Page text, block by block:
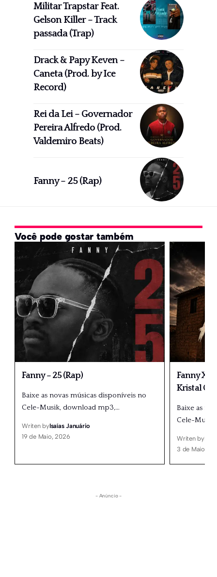
Militar Trapstar Feat.
Gelson Killer – Track
passada (Trap)
Drack & Papy Keven –
Caneta (Prod. by Ice
Record)
Rei da Lei – Governador
Pereira Alfredo (Prod.
Valdemiro Beats)
Fanny – 25 (Rap)
Você pode gostar também
Fanny – 25 (Rap)
Baixe as novas músicas disponíveis no
Cele-Musik, download mp3,…
Writen byIsaías Januário
19 de Maio, 2026
Fanny X
Kristal
Baixe as
Cele-
Writen by
3 de Maio,
- Anúncio -